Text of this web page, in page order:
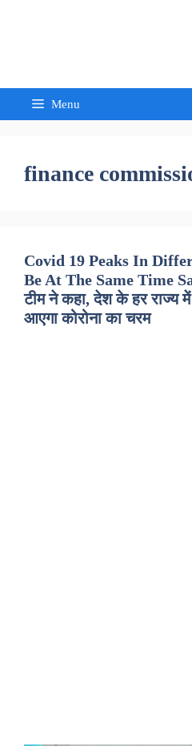
Menu
finance
Covid 19 Peaks In
Be At The Same Time
टीम ने कहा, देश के हर
आएगा कोरोना का चरम